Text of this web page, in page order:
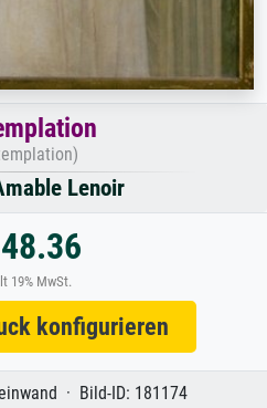
Lenoir
19% MwSt.
konfigurieren
· Bild-ID: 181174